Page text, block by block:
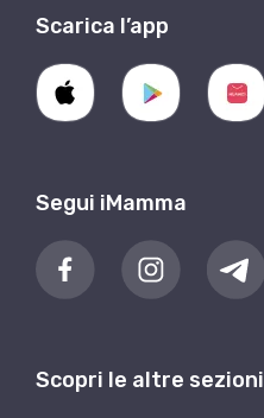
Scarica l’app
Segui iMamma
Scopri le altre sezioni